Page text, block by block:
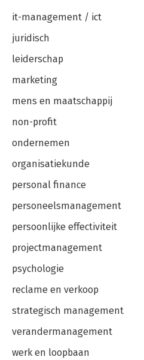
it-management / ict
juridisch
leiderschap
marketing
mens en maatschappij
non-profit
ondernemen
organisatiekunde
personal finance
personeelsmanagement
persoonlijke effectiviteit
projectmanagement
psychologie
reclame en verkoop
strategisch management
verandermanagement
werk en loopbaan